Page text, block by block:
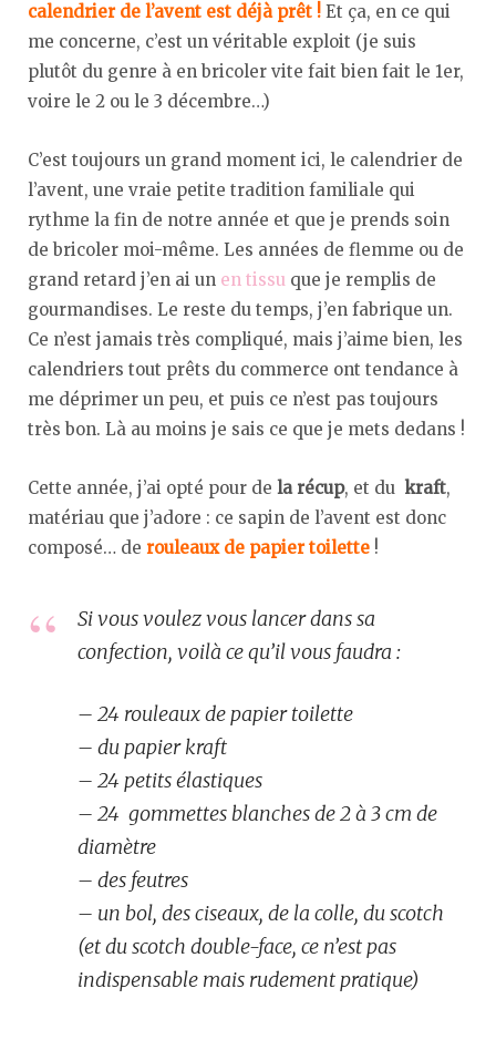
calendrier de l’avent est déjà prêt ! Et ça, en ce qui
me concerne, c’est un véritable exploit (je suis
plutôt du genre à en bricoler vite fait bien fait le 1er,
voire le 2 ou le 3 décembre…)
C’est toujours un grand moment ici, le calendrier de
l’avent, une vraie petite tradition familiale qui
rythme la fin de notre année et que je prends soin
de bricoler moi-même. Les années de flemme ou de
grand retard j’en ai un en tissu que je remplis de
gourmandises. Le reste du temps, j’en fabrique un.
Ce n’est jamais très compliqué, mais j’aime bien, les
calendriers tout prêts du commerce ont tendance à
me déprimer un peu, et puis ce n’est pas toujours
très bon. Là au moins je sais ce que je mets dedans !
Cette année, j’ai opté pour de la récup, et du kraft,
matériau que j’adore : ce sapin de l’avent est donc
composé… de rouleaux de papier toilette !
Si vous voulez vous lancer dans sa
confection, voilà ce qu’il vous faudra :
– 24 rouleaux de papier toilette
– du papier kraft
– 24 petits élastiques
– 24 gommettes blanches de 2 à 3 cm de
diamètre
– des feutres
– un bol, des ciseaux, de la colle, du scotch
(et du scotch double-face, ce n’est pas
indispensable mais rudement pratique)